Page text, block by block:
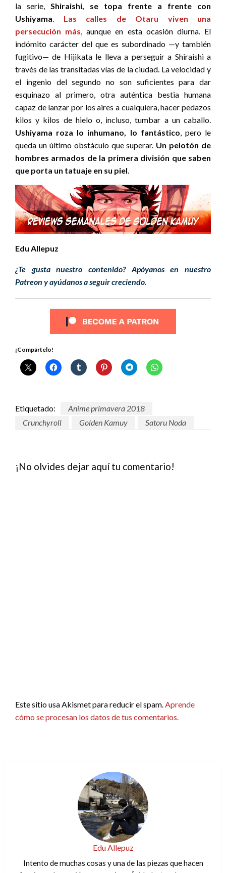
la serie, Shiraishi, se topa frente a frente con
Ushiyama
Las calles de Otaru viven una
persecución más , aunque en esta ocasión diurna. El
indómito carácter del que es subordinado —y también
fugitivo— de Hijikata le lleva a perseguir a Shiraishi a
través de las transitadas vías de la ciudad. La velocidad y
el ingenio del segundo no son suficientes para dar
esquinazo al primero, otra auténtica bestia humana
capaz de lanzar por los aires a cualquiera, hacer pedazos
kilos y kilos de hielo o, incluso, tumbar a un caballo.
Ushiyama roza lo inhumano, lo fantástico , pero le
queda un último obstáculo que superar. Un pelotón de
hombres armados de la primera división que saben
que porta un tatuaje en su piel
Edu Allepuz
¿Te gusta nuestro contenido? Apóyanos en nuestro
Patreon y ayúdanos a seguir creciendo.
¡Compártelo!
Etiquetado:
Anime primavera 2018
Crunchyroll
Golden Kamuy Satoru Noda
¡No olvides dejar aquí tu comentario!
Este sitio usa Akismet para reducir el spam. Aprende
cómo se procesan los datos de tus comentarios.
Edu Allepuz
Intento de muchas cosas y una de las piezas que hacen